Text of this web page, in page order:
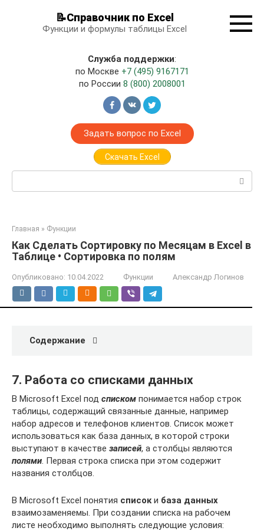
📝Справочник по Excel
Функции и формулы таблицы Excel
Служба поддержки:
по Москве +7 (495) 9167171
по России 8 (800) 2008001
Задать вопрос по Excel
Скачать Excel
Поиск:
Главная » Функции
Как Сделать Сортировку по Месяцам в Excel в
Таблице • Сортировка по полям
Опубликовано: 10.04.2022 Функции Александр Логинов
Содержание
7. Работа со списками данных
В Microsoft Excel под списком понимается набор строк
таблицы, содержащий связанные данные, например
набор адресов и телефонов клиентов. Список может
использоваться как база данных, в которой строки
выступают в качестве записей, а столбцы являются
полями. Первая строка списка при этом содержит
названия столбцов.
В Microsoft Excel понятия списоки база данных
взаимозаменяемы. При создании списка на рабочем
листе необходимо выполнять следующие условия: